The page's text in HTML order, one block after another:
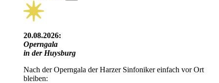
20.08.2026:
Operngala
in der Huysburg
Nach der Operngala der Harzer Sinfoniker einfach vor Ort
bleiben: